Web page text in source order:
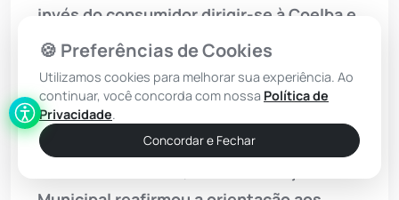
invés do consumidor dirigir-se à Coelba e
alterar/atualizar sua classificação de
Industrial para Residencial, optou em
acionar o Judiciário”, disse.
Segundo a prefeitura, considerando a
🍪 Preferências de Cookies
Utilizamos cookies para melhorar sua experiência. Ao
continuar, você concorda com nossa Política de
Privacidade.
Concordar e Fechar